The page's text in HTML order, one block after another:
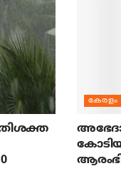
കേരളം